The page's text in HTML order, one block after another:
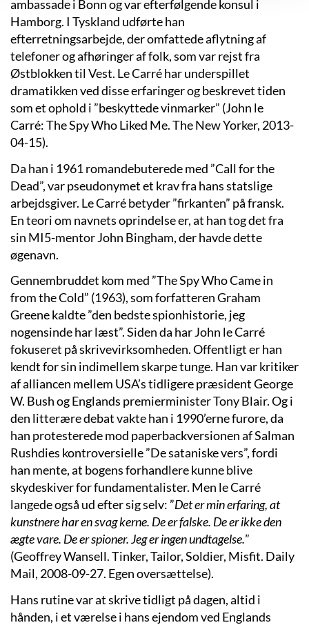
ambassade i Bonn og var efterfølgende konsul i
Hamborg. I Tyskland udførte han
efterretningsarbejde, der omfattede aflytning af
telefoner og afhøringer af folk, som var rejst fra
Østblokken til Vest. Le Carré har underspillet
dramatikken ved disse erfaringer og beskrevet tiden
som et ophold i ”beskyttede vinmarker” (John le
Carré: The Spy Who Liked Me. The New Yorker, 2013-
04-15).
Da han i 1961 romandebuterede med ”Call for the
Dead”, var pseudonymet et krav fra hans statslige
arbejdsgiver. Le Carré betyder ”firkanten” på fransk.
En teori om navnets oprindelse er, at han tog det fra
sin MI5-mentor John Bingham, der havde dette
øgenavn.
Gennembruddet kom med ”The Spy Who Came in
from the Cold” (1963), som forfatteren Graham
Greene kaldte ”den bedste spionhistorie, jeg
nogensinde har læst”. Siden da har John le Carré
fokuseret på skrivevirksomheden. Offentligt er han
kendt for sin indimellem skarpe tunge. Han var kritiker
af alliancen mellem USA’s tidligere præsident George
W. Bush og Englands premierminister Tony Blair. Og i
den litterære debat vakte han i 1990’erne furore, da
han protesterede mod paperbackversionen af Salman
Rushdies kontroversielle ”De sataniske vers”, fordi
han mente, at bogens forhandlere kunne blive
skydeskiver for fundamentalister. Men le Carré
langede også ud efter sig selv: ”Det er min erfaring, at
kunstnere har en svag kerne. De er falske. De er ikke den
ægte vare. De er spioner. Jeg er ingen undtagelse.”
(Geoffrey Wansell. Tinker, Tailor, Soldier, Misfit. Daily
Mail, 2008-09-27. Egen oversættelse).
Hans rutine var at skrive tidligt på dagen, altid i
hånden, i et værelse i hans ejendom ved Englands